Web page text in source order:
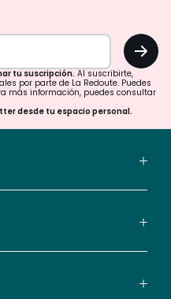
personalizadas
OK
tu suscripción. Al suscribirte,
por parte de La Redoute. Puedes
más información, puedes consultar
desde tu espacio personal.